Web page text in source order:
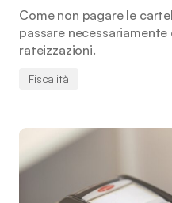
Come non pagare le
passare
rateizzazioni.
Fiscalità